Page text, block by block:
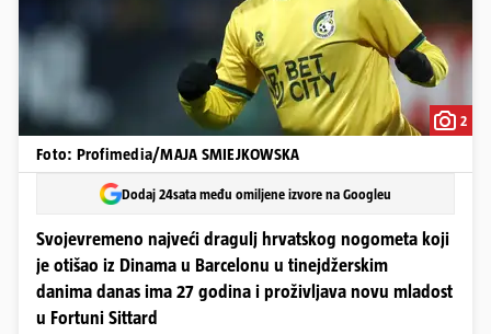
2
Foto: Profimedia/MAJA SMIEJKOWSKA
Dodaj 24sata među omiljene izvore na Googleu
Svojevremeno najveći dragulj hrvatskog nogometa koji
je otišao iz Dinama u Barcelonu u tinejdžerskim
danima danas ima 27 godina i proživljava novu mladost
u Fortuni Sittard